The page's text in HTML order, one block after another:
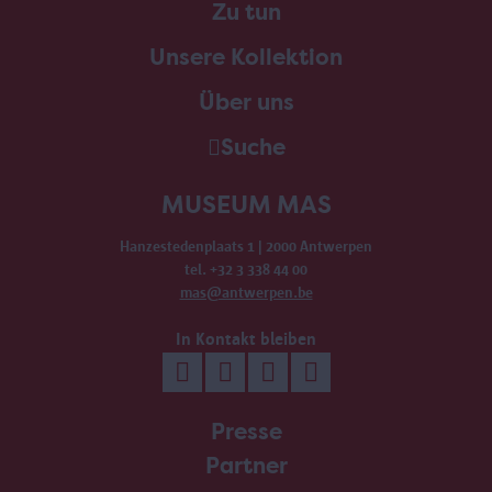
Zu tun
Unsere Kollektion
Über uns
Suche
MUSEUM MAS
Hanzestedenplaats 1 | 2000 Antwerpen
tel. +32 3 338 44 00
mas@antwerpen.be
In Kontakt bleiben
Presse
Partner